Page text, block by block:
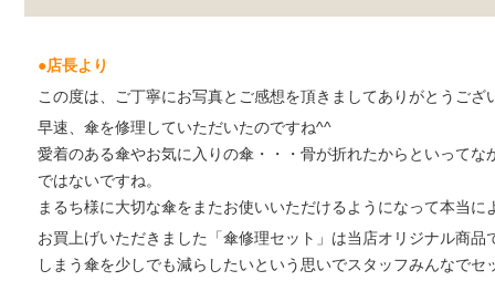
●店長より
この度は、ご丁寧にお写真とご感想を頂きましてありがとうござ
早速、傘を修理していただいたのですね^^
愛着のある傘やお気に入りの傘・・・骨が折れたからといってな
ではないですね。
まるち様に大切な傘をまたお使いいただけるようになって本当に
お買上げいただきました「傘修理セット」は当店オリジナル商品
しまう傘を少しでも減らしたいという思いでスタッフみんなでセ